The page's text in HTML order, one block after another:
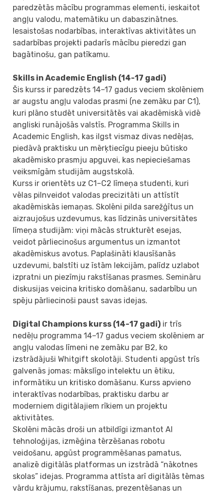
paredzētās mācību programmas elementi, ieskaitot
angļu valodu, matemātiku un dabaszinātnes.
Iesaistošas ​​nodarbības, interaktīvas aktivitātes un
sadarbības projekti padarīs mācību pieredzi gan
bagātinošu, gan patīkamu.
Skills in Academic English (14-17 gadi)
Šis kurss ir paredzēts 14–17 gadus veciem skolēniem
ar augstu angļu valodas prasmi (ne zemāku par C1),
kuri plāno studēt universitātēs vai akadēmiskā vidē
angliski runājošās valstīs. Programma Skills in
Academic English, kas ilgst vismaz divas nedēļas,
piedāvā praktisku un mērķtiecīgu pieeju būtisko
akadēmisko prasmju apguvei, kas nepieciešamas
veiksmīgām studijām augstskolā.
Kurss ir orientēts uz C1–C2 līmeņa studenti, kuri
vēlas pilnveidot valodas precizitāti un attīstīt
akadēmiskās iemaņas. Skolēni pilda sarežģītus un
aizraujošus uzdevumus, kas līdzinās universitātes
līmeņa studijām: viņi mācās strukturēt esejas,
veidot pārliecinošus argumentus un izmantot
akadēmiskus avotus. Paplašināti klausīšanās
uzdevumi, balstīti uz īstām lekcijām, palīdz uzlabot
izpratni un piezīmju rakstīšanas prasmes. Semināru
diskusijas veicina kritisko domāšanu, sadarbību un
spēju pārliecinoši paust savas idejas.
Digital Champions kurss (14-17 gadi) ir trīs
nedēļu programma 14–17 gadus veciem skolēniem ar
angļu valodas līmeni ne zemāku par B2, ko
izstrādājuši Whitgift skolotāji. Studenti apgūst trīs
galvenās jomas: mākslīgo intelektu un ētiku,
informātiku un kritisko domāšanu. Kurss apvieno
interaktīvas nodarbības, praktisku darbu ar
moderniem digitālajiem rīkiem un projektu
aktivitātes.
Skolēni mācās droši un atbildīgi izmantot AI
tehnoloģijas, izmēģina tērzēšanas robotu
veidošanu, apgūst programmēšanas pamatus,
analizē digitālās platformas un izstrādā “nākotnes
skolas” idejas. Programma attīsta arī digitālās tēmas
vārdu krājumu, rakstīšanas, prezentēšanas un